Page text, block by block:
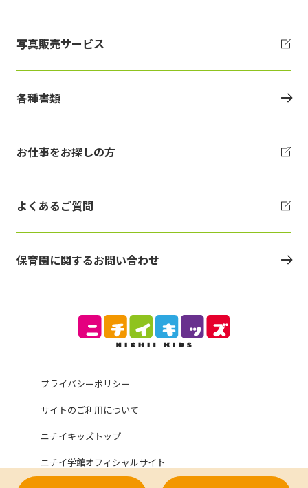
プライバシーポリシー
サイトのご利用について
ニチイキッズトップ
ニチイ学館オフィシャルサイト
写真販売サービス
各種書類
お仕事をお探しの方
よくあるご質問
保育園に関するお問い合わせ